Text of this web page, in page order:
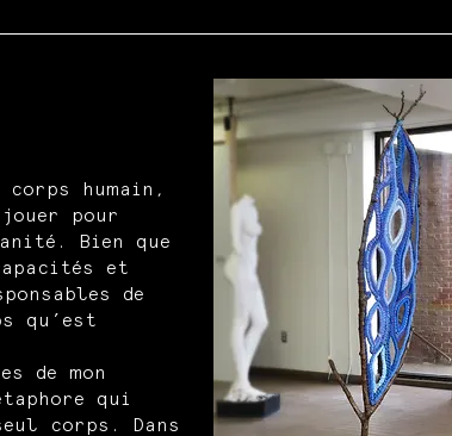
humain,
pour
Bien que
et
de
qu’est
de mon
qui
corps. Dans